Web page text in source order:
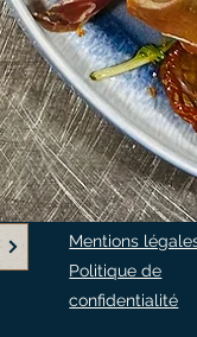
Mentions
Politique de
confidentialité